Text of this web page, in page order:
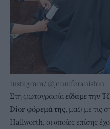
Instagram/ @jenniferaniston
Στη φωτογραφία είδαμε την
Dior φόρεμά της, μαζί με τις
Hallworth, οι οποίες επίσης